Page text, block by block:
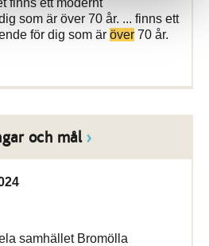
finns ett modernt
som är över 70 år. ... finns ett
för dig som är över 70 år.
och mål
samhället Bromölla